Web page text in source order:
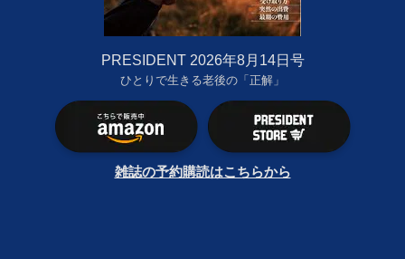
PRESIDENT 2026年8月14日号
ひとりで生きる老後の「正解」
雑誌の予約購読はこちらから